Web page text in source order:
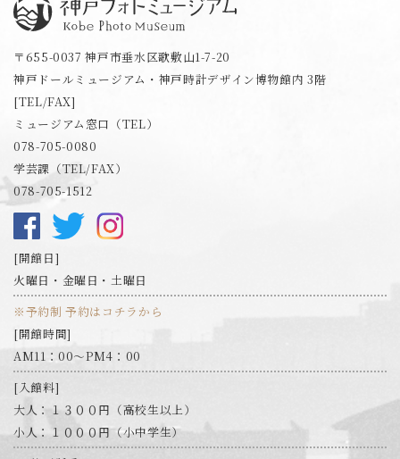
〒655-0037 神戸市垂水区歌敷山1-7-20
神戸ドールミュージアム・神戸時計デザイン博物館内 3階
[TEL/FAX]
ミュージアム窓口（TEL）
078-705-0080
学芸課（TEL/FAX）
078-705-1512
開館日
火曜日・金曜日・土曜日
※予約制 予約はコチラから
開館時間
AM11：00～PM4：00
入館料
大人：１３００円（高校生以上）
小人：１０００円（小中学生）